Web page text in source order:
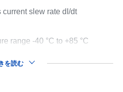
slew rate dI/dt
range -40 °C to +85 °C
を読む